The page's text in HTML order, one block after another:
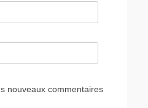
nouveaux commentaires